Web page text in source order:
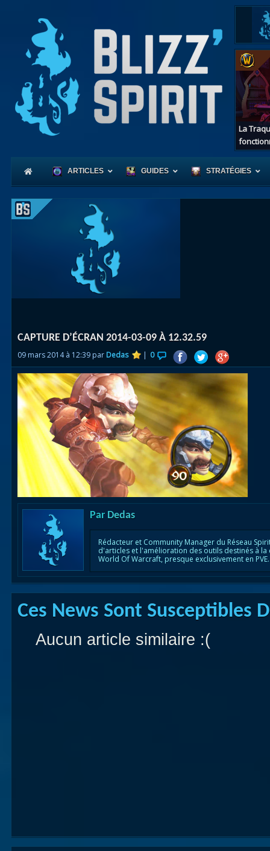
La
ARTICLES GUIDES
des îles
le vol
Uldum
Val
STRATÉGIES
CAPTURE D’ÉCRAN 2014-03-09 À 12.32.59
09 mars 2014 à 12:39 par Dedas | 0
Par Dedas
Rédacteur et Community Manager du Réseau
d'articles et l'amélioration des outils destinés à
World Of Warcraft, presque exclusivement en PVE.
Ces News Sont Susceptibles
Aucun article similaire :(